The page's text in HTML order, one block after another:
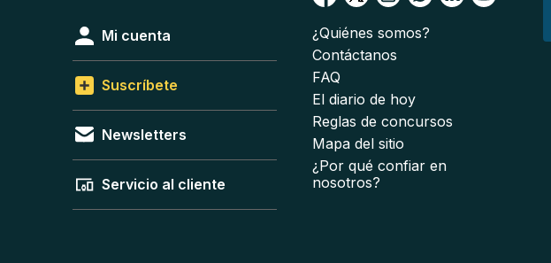
Mi cuenta
Suscríbete
Newsletters
Servicio al cliente
¿Quiénes somos?
Contáctanos
FAQ
El diario de hoy
Reglas de concursos
Mapa del sitio
¿Por qué confiar en
nosotros?